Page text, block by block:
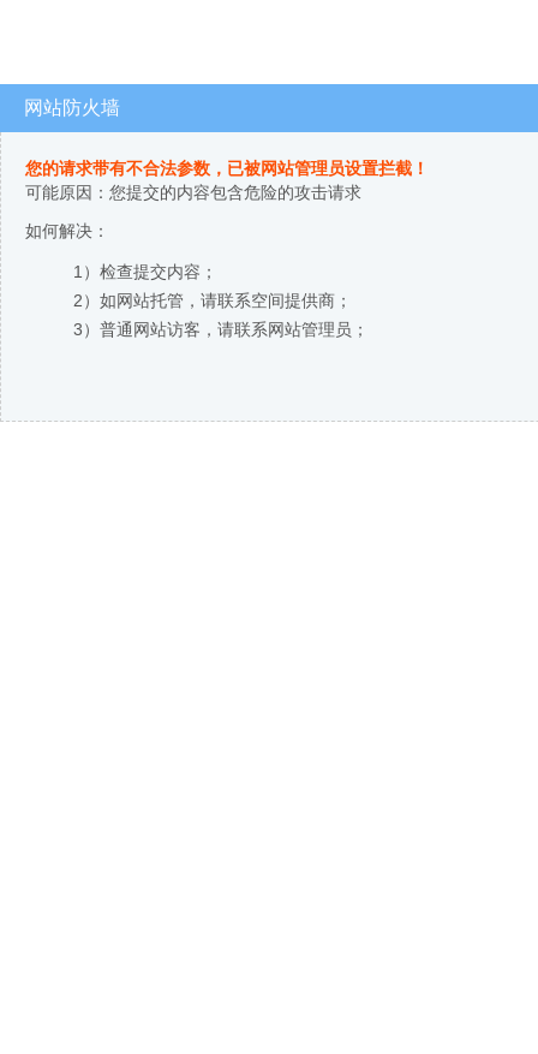
网站防火墙
您的请求带有不合法参数，已被网站管理员设置拦截！
可能原因：您提交的内容包含危险的攻击请求
如何解决：
1）检查提交内容；
2）如网站托管，请联系空间提供商；
3）普通网站访客，请联系网站管理员；